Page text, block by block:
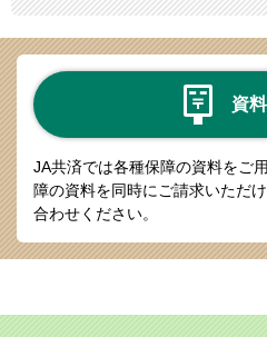
資
JA共済では各種保障の資料をご
障の資料を同時にご請求いただ
合わせください。